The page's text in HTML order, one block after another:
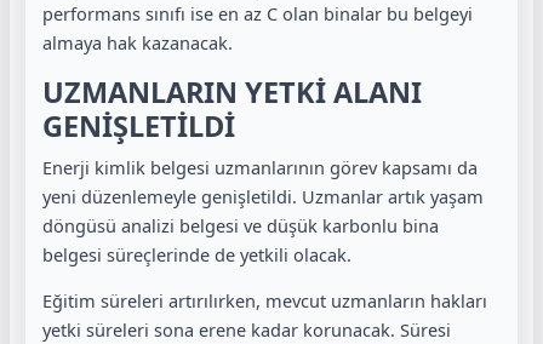
performans sınıfı ise en az C olan binalar bu belgeyi
almaya hak kazanacak.
UZMANLARIN YETKİ ALANI
GENİŞLETİLDİ
Enerji kimlik belgesi uzmanlarının görev kapsamı da
yeni düzenlemeyle genişletildi. Uzmanlar artık yaşam
döngüsü analizi belgesi ve düşük karbonlu bina
belgesi süreçlerinde de yetkili olacak.
Eğitim süreleri artırılırken, mevcut uzmanların hakları
yetki süreleri sona erene kadar korunacak. Süresi